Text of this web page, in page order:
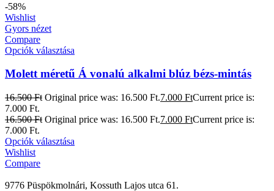
-58%
Wishlist
Gyors nézet
Compare
Opciók választása
Molett méretű Á vonalú alkalmi blúz bézs-mintás
16.500Ft Original price was: 16.500 Ft.7.000 FtCurrent price is:
7.000 Ft.
16.500Ft Original price was: 16.500 Ft.7.000 FtCurrent price is:
7.000 Ft.
Opciók választása
Wishlist
Compare
9776 Püspökmolnári, Kossuth Lajos utca 61.